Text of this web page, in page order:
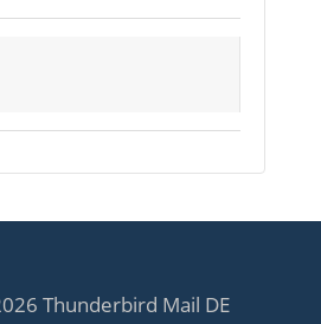
Thunderbird Mail DE